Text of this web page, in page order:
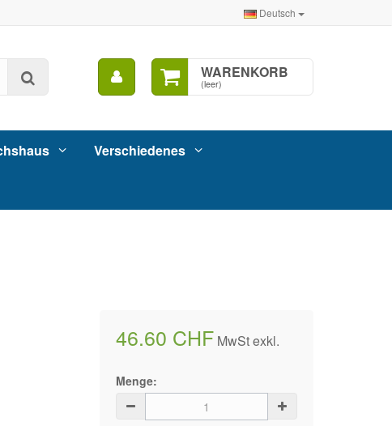
Deutsch
WARENKORB
(leer)
Mein
Konto
Verschiedenes
46.60 CHF MwSt exkl.
Menge: